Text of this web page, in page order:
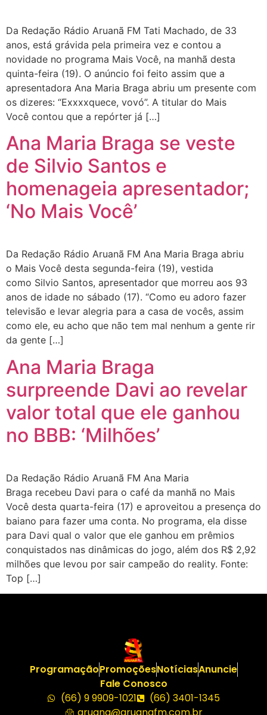
Da Redação Rádio Aruanã FM Tati Machado, de 33
anos, está grávida pela primeira vez e contou a
novidade no programa Mais Você, na manhã desta
quinta-feira (19). O anúncio foi feito assim que a
apresentadora Ana Maria Braga abriu um presente com
os dizeres: “Exxxxquece, vovó”. A titular do Mais
Você contou que a repórter já […]
Ana Maria Braga se veste
de Silvio Santos e
homenageia apresentador;
‘No Mais Você’
Da Redação Rádio Aruanã FM Ana Maria Braga abriu
o Mais Você desta segunda-feira (19), vestida
como Silvio Santos, apresentador que morreu aos 93
anos de idade no sábado (17). “Como eu adoro fazer
televisão e levar alegria para a casa de vocês, assim
como ele, eu acho que não tem mal nenhum a gente rir
da gente […]
Ana Maria Braga
surpreende Davi ao revelar
valor total que ele ganhou
no BBB: ‘Milhões’
Da Redação Rádio Aruanã FM Ana Maria
Braga recebeu Davi para o café da manhã no Mais
Você desta quarta-feira (17) e aproveitou a presença do
baiano para fazer uma conta. No programa, ela disse
para Davi qual o valor que ele ganhou em prêmios
conquistados nas dinâmicas do jogo, além dos R$ 2,92
milhões que levou por sair campeão do reality. Fonte:
Top […]
ProgramaçãoPromoçõesNotíciasAnuncie
Fale Conosco
(66) 9 9909-1021
(66) 3401-1345